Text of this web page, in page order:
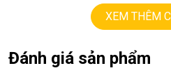
AMD Ryzen 5 pro 5650u,
256G/ option 512G
XEM THÊM
Đánh giá sản phẩm